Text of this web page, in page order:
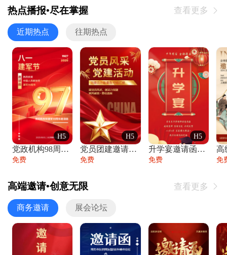
热点播报•尽在掌握 查看更多 
近期热点 往期热点
H5
党政机构98周年八一建军节庆祝晚会活动邀
免费
H5
党员团建邀请函党建活动风采党会工作汇报总
免费
H5
升学宴邀请函喜报金榜题名高端谢师宴邀请函
免费 免
高端邀请•创意无限 查看更多 
商务邀请 展会论坛